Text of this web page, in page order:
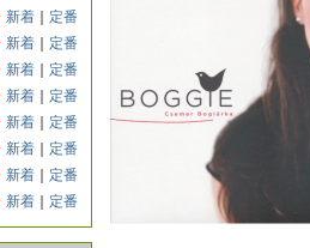
新着
定番
新着
定番
新着
定番
新着
定番
新着
定番
新着
定番
新着
定番
新着 定番